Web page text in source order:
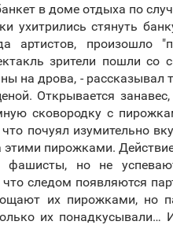
в доме отдыха по
ухитрились стянуть
артистов, произошло
зрители пошли со
на дрова, - рассказывал
Открывается
сковородку с
почуял изумительно
этими пирожками.
фашисты, но не
следом появляются
их пирожками, но
их понадкусывали…